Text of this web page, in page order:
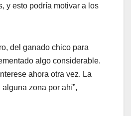
y esto podría motivar a los
del ganado chico para
algo considerable.
ahora otra vez. La
zona por ahí”,